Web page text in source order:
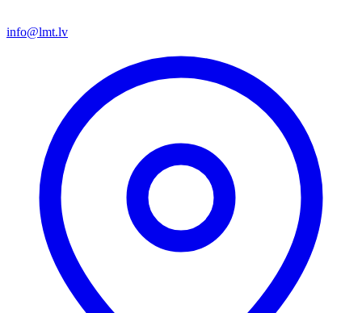
info@lmt.lv